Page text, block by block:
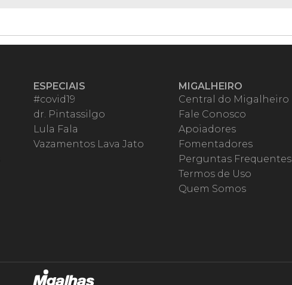
ESPECIAIS
#covid19
dr. Pintassilgo
Lula Fala
Vazamentos Lava Jato
MIGALHEIRO
Central do Migalheiro
Fale Conosco
Apoiadores
Fomentadores
Perguntas Frequentes
Termos de Uso
Quem Somos